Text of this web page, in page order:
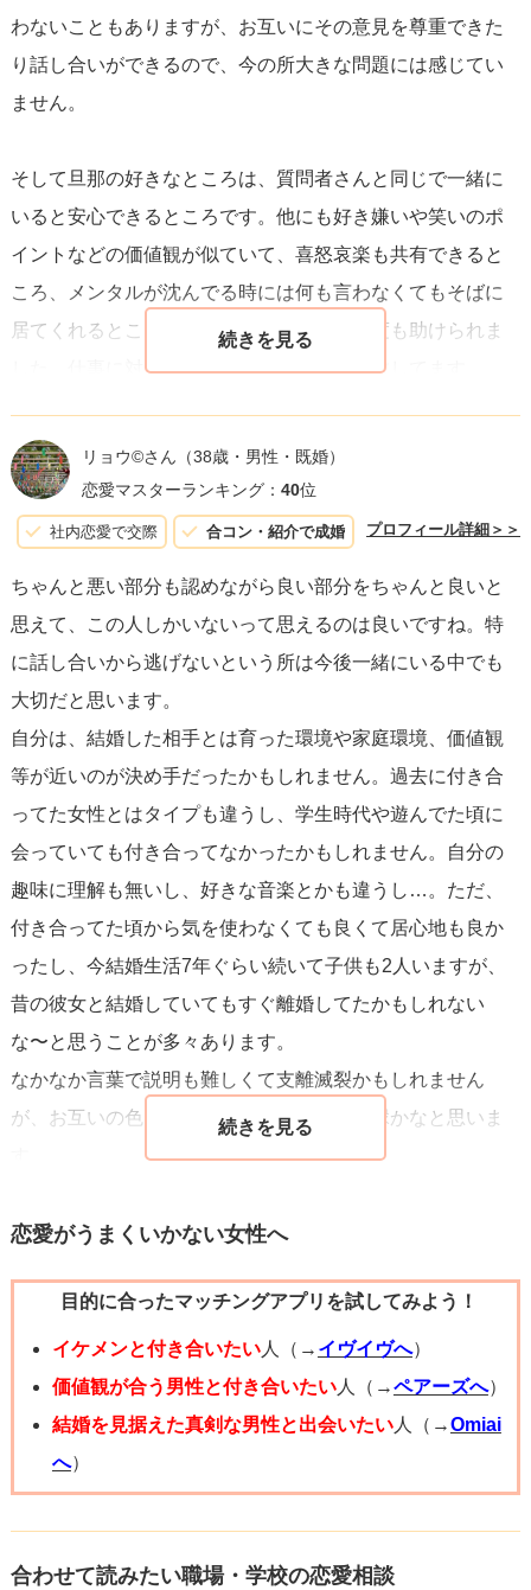
あなたの質問に答えることで、私たちは自分たちの関係を
振り返り、なぜその人が特別であるのか、その深い理由を
再認識することができます。あなたが彼を選んだ理由は、
のでしょう。恋愛は、そうした深い繋がりと共感、理解を
通じて、その真価を発揮します。
わないこともありますが、お互いにその意見を尊重できた
り話し合いができるので、今の所大きな問題には感じてい
ません。
そして旦那の好きなところは、質問者さんと同じで一緒に
いると安心できるところです。他にも好き嫌いや笑いのポ
イントなどの価値観が似ていて、喜怒哀楽も共有できると
ころ、メンタルが沈んでる時には何も言わなくてもそばに
居てくれるところで、旦那の心の広さに何度も助けられま
した。仕事に対しても向上心があって、尊敬してます。
いろいろと書きましたが、それまでに付き合ってた人とは
比べ物にならないくらい居心地が良かったです。1番自分ら
しくいれるし、そんな自分が好きだなと思えました。こん
じていました。これが私が結婚を決意した理由です。少し
でも参考になれば嬉しいです。
リョウ©️さん （38歳・男性・既婚）
恋愛マスターランキング： 40位
社内恋愛で交際 合コン・紹介で成婚 プロフィール詳細＞＞
ちゃんと悪い部分も認めながら良い部分をちゃんと良いと
思えて、この人しかいないって思えるのは良いですね。特
に話し合いから逃げないという所は今後一緒にいる中でも
大切だと思います。
自分は、結婚した相手とは育った環境や家庭環境、価値観
等が近いのが決め手だったかもしれません。過去に付き合
ってた女性とはタイプも違うし、学生時代や遊んでた頃に
会っていても付き合ってなかったかもしれません。自分の
趣味に理解も無いし、好きな音楽とかも違うし…。ただ、
付き合ってた頃から気を使わなくても良くて居心地も良か
ったし、今結婚生活7年ぐらい続いて子供も2人いますが、
昔の彼女と結婚していてもすぐ離婚してたかもしれない
な〜と思うことが多々あります。
なかなか言葉で説明も難しくて支離滅裂かもしれません
が、お互いの色々なタイミングが重なった縁かなと思いま
恋愛がうまくいかない女性へ
目的に合ったマッチングアプリを試してみよう！
イケメンと付き合いたい人（→ イヴイヴへ）
価値観が合う男性と付き合いたい人（→ペアーズへ）
結婚を見据えた真剣な男性と出会いたい人（→Omiai
へ）
合わせて読みたい職場・学校の恋愛相談